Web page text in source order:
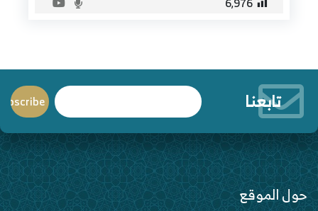
تابعنا
حول الموقع